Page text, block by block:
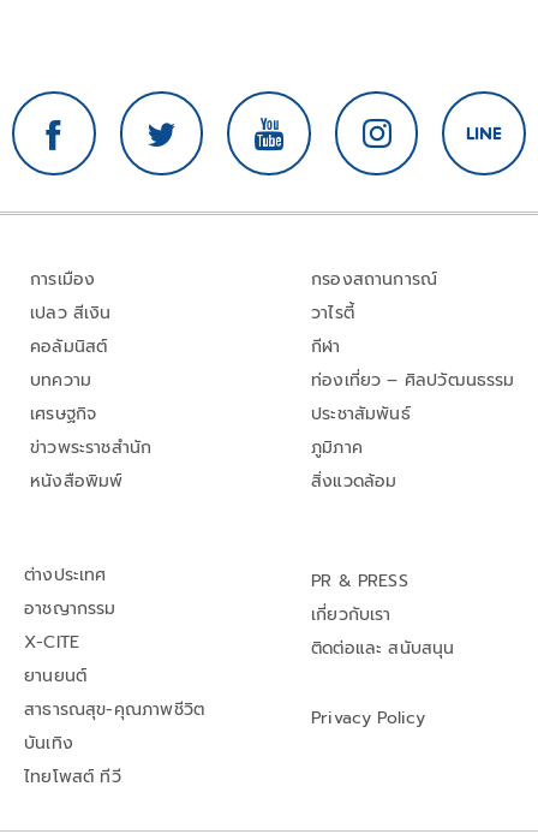
การเมือง
เปลว สีเงิน
คอลัมนิสต์
บทความ
เศรษฐกิจ
ข่าวพระราชสำนัก
หนังสือพิมพ์
กรองสถานการณ์
วาไรตี้
กีฬา
ท่องเที่ยว – ศิลปวัฒนธรรม
ประชาสัมพันธ์
ภูมิภาค
สิ่งแวดล้อม
ต่างประเทศ
อาชญากรรม
X-CITE
ยานยนต์
สาธารณสุข-คุณภาพชีวิต
บันเทิง
ไทยโพสต์ ทีวี
PR & PRESS
เกี่ยวกับเรา
ติดต่อและ สนับสนุน
Privacy Policy